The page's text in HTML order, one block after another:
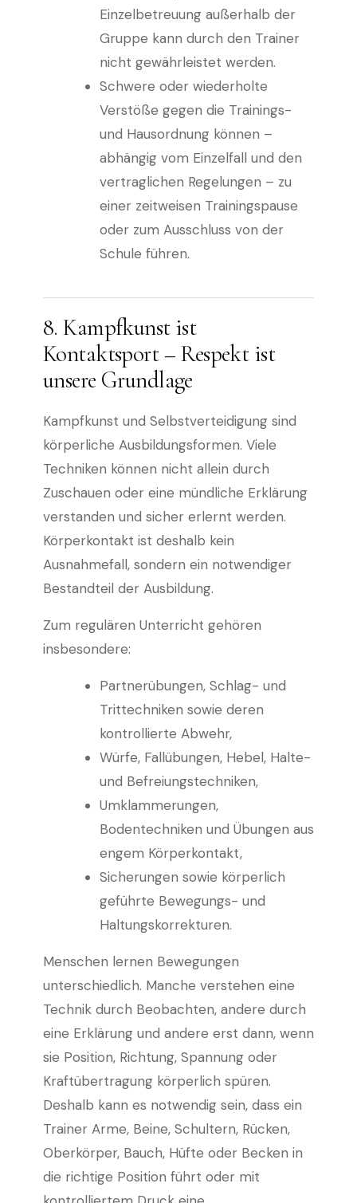
Einzelbetreuung außerhalb der
Gruppe kann durch den Trainer
nicht gewährleistet werden.
Schwere oder wiederholte
Verstöße gegen die Trainings-
und Hausordnung können –
abhängig vom Einzelfall und den
vertraglichen Regelungen – zu
einer zeitweisen Trainingspause
oder zum Ausschluss von der
Schule führen.
8. Kampfkunst ist
Kontaktsport – Respekt ist
unsere Grundlage
Kampfkunst und Selbstverteidigung sind
körperliche Ausbildungsformen. Viele
Techniken können nicht allein durch
Zuschauen oder eine mündliche Erklärung
verstanden und sicher erlernt werden.
Körperkontakt ist deshalb kein
Ausnahmefall, sondern ein notwendiger
Bestandteil der Ausbildung.
Zum regulären Unterricht gehören
insbesondere:
Partnerübungen, Schlag- und
Trittechniken sowie deren
kontrollierte Abwehr,
Würfe, Fallübungen, Hebel, Halte-
und Befreiungstechniken,
Umklammerungen,
Bodentechniken und Übungen aus
engem Körperkontakt,
Sicherungen sowie körperlich
geführte Bewegungs- und
Haltungskorrekturen.
Menschen lernen Bewegungen
unterschiedlich. Manche verstehen eine
Technik durch Beobachten, andere durch
eine Erklärung und andere erst dann, wenn
sie Position, Richtung, Spannung oder
Kraftübertragung körperlich spüren.
Deshalb kann es notwendig sein, dass ein
Trainer Arme, Beine, Schultern, Rücken,
Oberkörper, Bauch, Hüfte oder Becken in
die richtige Position führt oder mit